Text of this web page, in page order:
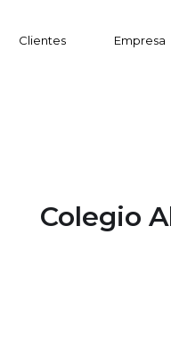
Clientes Empresa
Colegio